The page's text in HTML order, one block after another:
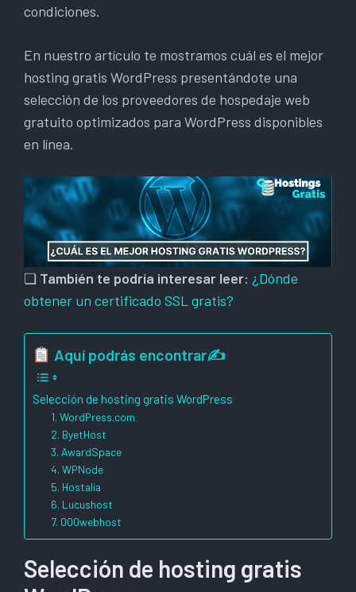
condiciones.
En nuestro artículo te mostramos cuál es el mejor
hosting gratis WordPress presentándote una
selección de los proveedores de hospedaje web
gratuito optimizados para WordPress disponibles
en línea.
❏ También te podría interesar leer: ¿Dónde
obtener un certificado SSL gratis?
Aquí podrás encontrar✍
Selección de hosting gratis WordPress
1. WordPress.com
2. ByetHost
3. AwardSpace
4. WPNode
5. Hostalia
6. Lucushost
7. 000webhost
Selección de hosting gratis